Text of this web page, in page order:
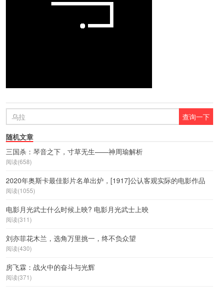
随机文章
三国杀：琴音之下，寸草无生——神周瑜解析
阅读(658)
2020年奥斯卡最佳影片名单出炉，[1917]公认客观实际的电影作品
阅读(1055)
电影月光武士什么时候上映? 电影月光武士上映
阅读(311)
刘亦菲花木兰，选角万里挑一，终不负众望
阅读(430)
房飞霖：战火中的奋斗与光辉
阅读(371)